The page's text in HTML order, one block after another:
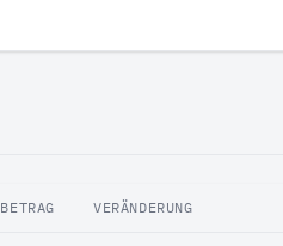
BETRAG VERÄNDERUNG